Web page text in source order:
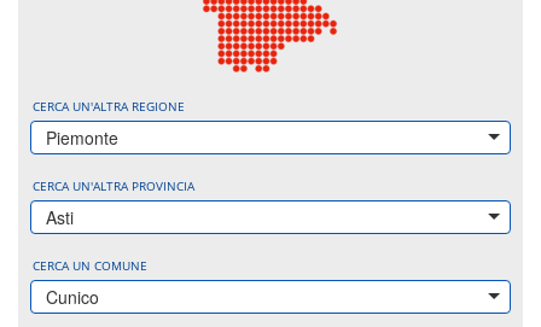
CERCA UN'ALTRA REGIONE
Piemonte
CERCA UN'ALTRA PROVINCIA
Asti
CERCA UN COMUNE
Cunico